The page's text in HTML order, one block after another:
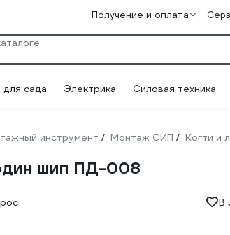
Получение и оплата
для сада Электрика Силовая техника
инструмент / Монтаж СИП / Когти и
шип ПД-008
В